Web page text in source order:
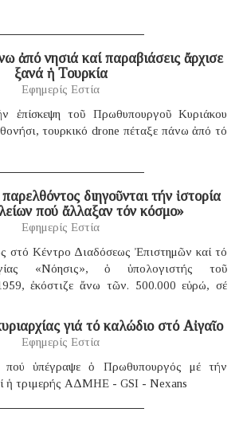
ἀπό νησιά καί παραβιάσεις ἄρχισε
ξανά ἡ Τουρκία
Εφημερίς Εστία
ἐπίσκεψη τοῦ Πρωθυπουργοῦ Κυριάκου
τουρκικό drone πέταξε πάνω ἀπό τό
διηγοῦνται τήν ἱστορία
πού ἄλλαξαν τόν κόσμο»
Εφημερίς Εστία
στό Κέντρο Διαδόσεως Ἐπιστημῶν καί τό
«Νόησις», ὁ ὑπολογιστής τοῦ
ἐκόστιζε ἄνω τῶν. 500.000 εὐρώ, σέ
γιά τό καλώδιο στό Αἰγαῖο
Εφημερίς Εστία
ὑπέγραψε ὁ Πρωθυπουργός μέ τήν
ἡ τριμερής ΑΔΜΗΕ - GSI - Nexans